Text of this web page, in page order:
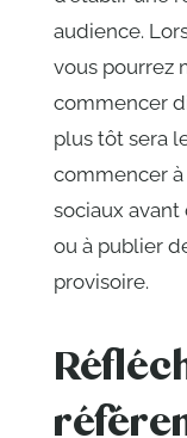
audience.
vous pourrez
commencer
plus tôt sera
commencer à
sociaux avant
ou à publier
provisoire.